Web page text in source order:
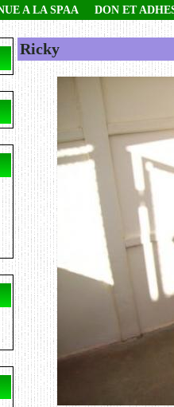
A LA SPAA DON ET
Ricky